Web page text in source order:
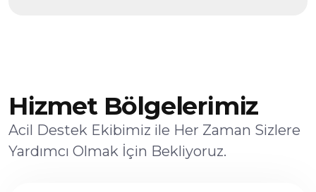
Hizmet Bölgelerimiz
Acil Destek Ekibimiz ile Her Zaman Sizlere
Yardımcı Olmak İçin Bekliyoruz.